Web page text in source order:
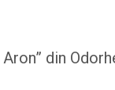
din